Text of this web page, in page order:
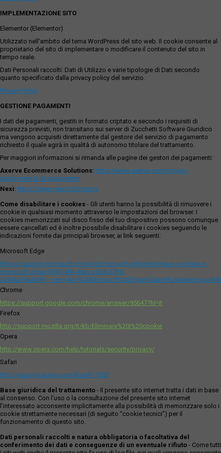
IMPLEMENTAZIONE SITO
Elementor (Elementor)
Utilizzato nell'ambito del tema WordPress del sito web. Il cookie consente al
proprietario del sito di implementare o modificare il contenuto del sito in
tempo reale.
Dati Personali raccolti: Dati di Utilizzo e varie tipologie di Dati secondo
quanto specificato dalla privacy policy del servizio.
Privacy Policy
GESTIONE PAGAMENTI
I dati dei pagamenti, gestiti in formato criptato e secondo i requisiti di
sicurezza previsti, non transitano sui server di Zucchetti Software Giuridico
ma vengono acquisiti direttamente dal gestore del servizio di pagamento
richiesto il quale agirà in qualità di autonomo titolare del trattamento.
Per maggiori informazioni si rimanda alle pagine dei gestori dei pagamenti:
Axerve Ecommerce Solutions: https://www.axerve.com/privacy-
policy/servizi-di-pagamento
Nexi: https://www.nexi.it/it/privacy
Come disabilitare i cookies - Gli utenti hanno la possibilità di rimuovere i
cookie in qualsiasi momento attraverso le impostazioni del browser. I
cookies memorizzati sul disco fisso del tuo dispositivo possono comunque
essere cancellati ed è inoltre possibile disabilitare i cookies seguendo le
indicazioni fornite dai principali browser, ai link seguenti:
Microsoft Edge
https://support.microsoft.com/it-it/microsoft-edge/eliminare-i-cookie-in-
microsoft-edge-63947406-40ac-c3b8-57b9-
Chrome
https://support.google.com/chrome/answer/95647?hl=it
Firefox
http://support.mozilla.org/it/kb/Eliminare%20i%20cookie
Opera
http://www.opera.com/help/tutorials/security/privacy/
Safari
http://support.apple.com/kb/ph11920
Base giuridica del trattamento - Il presente sito internet tratta i dati in base
al consenso. Con l'uso o la consultazione del presente sito internet
l’interessato acconsente implicitamente alla possibilità di memorizzare solo i
cookie strettamente necessari (di seguito “cookie tecnici”) per il
funzionamento di questo sito.
Dati personali raccolti e natura obbligatoria o facoltativa del
conferimento dei dati e conseguenze di un eventuale rifiuto - Come tutti